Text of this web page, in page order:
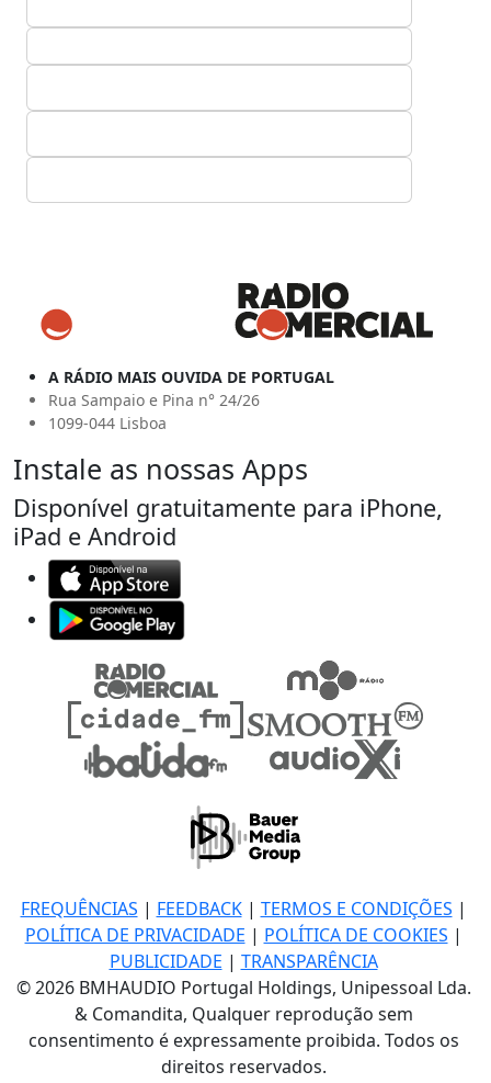
A RÁDIO MAIS OUVIDA DE PORTUGAL
Rua Sampaio e Pina n° 24/26
1099-044 Lisboa
Instale as nossas Apps
Disponível gratuitamente para iPhone,
iPad e Android
FREQUÊNCIAS | FEEDBACK| TERMOS E CONDIÇÕES |
POLÍTICA DE PRIVACIDADE | POLÍTICA DE COOKIES |
PUBLICIDADE | TRANSPARÊNCIA
© 2026 BMHAUDIO Portugal Holdings, Unipessoal Lda.
& Comandita, Qualquer reprodução sem
consentimento é expressamente proibida. Todos os
direitos reservados.